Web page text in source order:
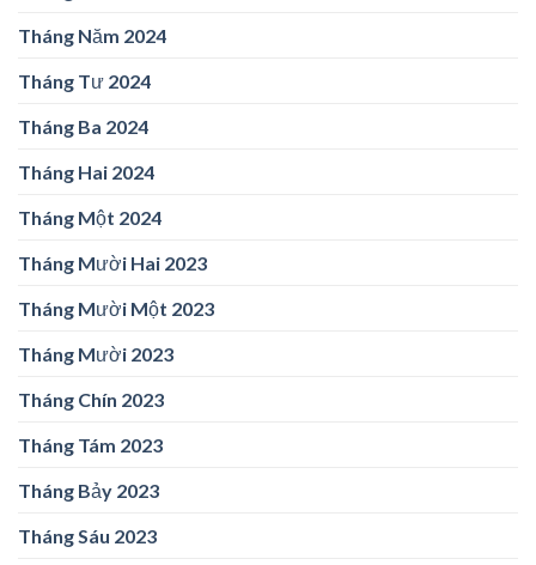
Tháng Năm 2024
Tháng Tư 2024
Tháng Ba 2024
Tháng Hai 2024
Tháng Một 2024
Tháng Mười Hai 2023
Tháng Mười Một 2023
Tháng Mười 2023
Tháng Chín 2023
Tháng Tám 2023
Tháng Bảy 2023
Tháng Sáu 2023